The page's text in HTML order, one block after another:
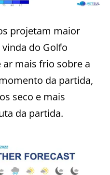
projetam maior
do Golfo
ar mais frio sobre a
da partida,
seco e mais
da partida.